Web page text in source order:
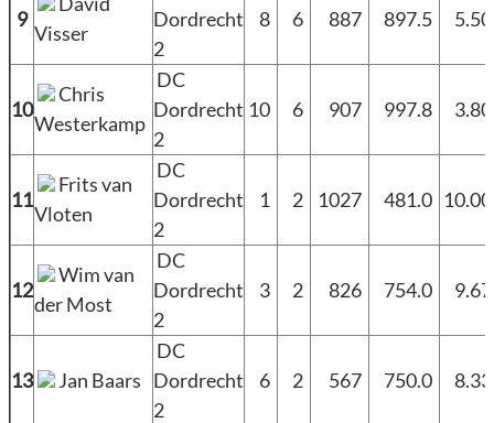
9
Visser
Dordrecht
2
8 6 887 897.5
10
Chris
Westerkamp
DC
Dordrecht
2
10 6 907 997.8
11
Frits van
Vloten
DC
Dordrecht
2
1 2 1027 481.0
12
Wim van
der Most
DC
Dordrecht
2
3 2 826 754.0
13 Jan Baars
DC
Dordrecht
2
6 2 567 750.0